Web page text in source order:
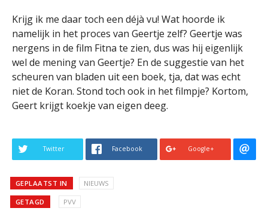
Krijg ik me daar toch een déjà vu! Wat hoorde ik
namelijk in het proces van Geertje zelf? Geertje was
nergens in de film Fitna te zien, dus was hij eigenlijk
wel de mening van Geertje? En de suggestie van het
scheuren van bladen uit een boek, tja, dat was echt
niet de Koran. Stond toch ook in het filmpje? Kortom,
Geert krijgt koekje van eigen deeg.
Twitter Facebook Google+
GEPLAATST IN NIEUWS
GETAGD PVV